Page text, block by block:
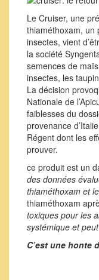
Le Cruiser, une
thiaméthoxam, un
insectes, vient
la société
semences de
insectes, les
La décision
Nationale de
faiblesses du
provenance
Régent dont les
prouver.
ce produit est un
des données
thiaméthoxam et
thiaméthoxam
toxiques pour les
systémique et
C’est une honte